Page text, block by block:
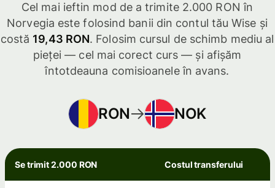
Cel mai ieftin mod de a trimite 2.000 RON în
Norvegia este folosind banii din contul tău Wise și
costă 19,43 RON. Folosim cursul de schimb mediu al
pieței — cel mai corect curs — și afișăm
întotdeauna comisioanele în avans.
RON NOK
Se trimit 2.000 RON Costul transferului